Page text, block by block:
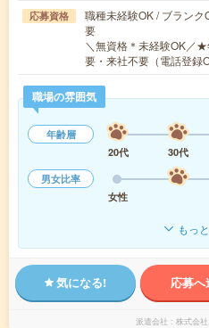
応募資格
職種未経験OK / ブラン
要
＼無資格＊未経験OK／
要・来社不要（電話登
職場の雰囲気
年齢層
20代
30代
男女比率
女性
もっ
気になる! 応募へ
派遣会社 株式会